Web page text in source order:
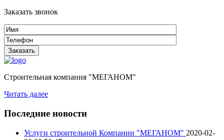
Заказать звонок
Строительная компания "МЕГАНОМ"
Читать далее
Последние новости
Услуги строительной Компании "МЕГАНОМ" 2020-02-